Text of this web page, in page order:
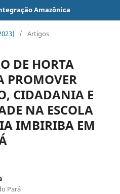
Amazônica
/ Artigos
DE HORTA
PROMOVER
CIDADANIA E
NA ESCOLA
IMBIRIBA EM
Pará